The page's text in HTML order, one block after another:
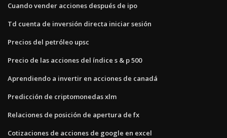
Cuando vender acciones después de ipo
Td cuenta de inversión directa iniciar sesión
Precios del petróleo upsc
Precio de las acciones del índice s & p 500
Aprendiendo a invertir en acciones de canadá
Predicción de criptomonedas xlm
Relaciones de posición de apertura de fx
Cotizaciones de acciones de google en excel